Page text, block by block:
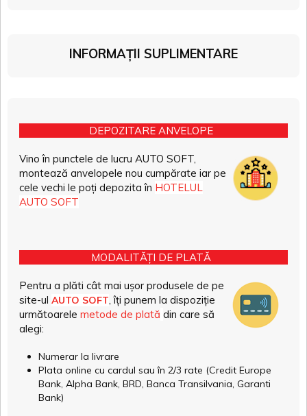
INFORMAȚII SUPLIMENTARE
DEPOZITARE ANVELOPE
Vino în punctele de lucru AUTO SOFT,
montează anvelopele nou cumpărate iar pe
cele vechi le poți depozita în HOTELUL
AUTO SOFT
MODALITĂȚI DE PLATĂ
Pentru a plăti cât mai ușor produsele de pe
site-ul AUTO SOFT , îți punem la dispoziție
următoarele metode de plată din care să
alegi:
Numerar la livrare
Plata online cu cardul sau în 2/3 rate (Credit Europe
Bank, Alpha Bank, BRD, Banca Transilvania, Garanti
Bank)